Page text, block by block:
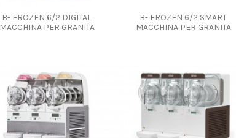
B- FROZEN 6/2 DIGITAL
MACCHINA PER GRANITA
B- FROZEN 6/2 SMART
MACCHINA PER GRANITA